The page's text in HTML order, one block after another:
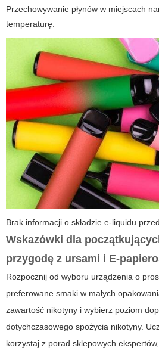
Przechowywanie płynów w miejscach
temperaturę.
Brak informacji o składzie e-liquidu
Wskazówki dla
przygodę z ursami i E-
Rozpocznij od wyboru urządzenia o
preferowane smaki w małych
zawartość nikotyny i wybierz poziom
dotychczasowego spożycia nikotyny.
korzystaj z porad sklepowych